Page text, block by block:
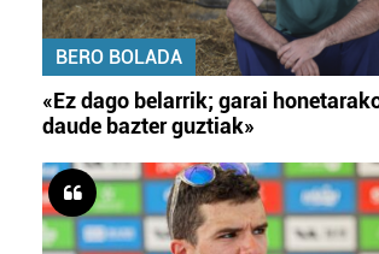
BERO BOLADA
«Ez dago belarrik; garai
daude bazter guztiak»